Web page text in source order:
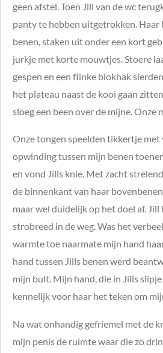
geen afstel. Toen Jill van de wc
panty te hebben uitgetrokken. Haar
benen, staken uit onder een kort
jurkje met korte mouwtjes. Stoere
gespen en een flinke blokhak
het plateau naast de kooi gaan
sloeg een been over de mijne. Onze
Onze tongen speelden tikkertje met
opwinding tussen mijn benen
en vond Jills knie. Met zacht
de binnenkant van haar bovenbenen
maar wel duidelijk op het doel af. Jill
strobreed in de weg. Was het
warmte toe naarmate mijn hand
hand tussen Jills benen werd
mijn bult. Mijn hand, die in Jills
kennelijk voor haar het teken om
Na wat onhandig gefriemel met de
mijn penis de ruimte waar die zo